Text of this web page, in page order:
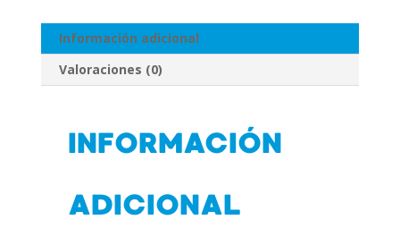
Información adicional
Valoraciones (0)
INFORMACIÓN
ADICIONAL